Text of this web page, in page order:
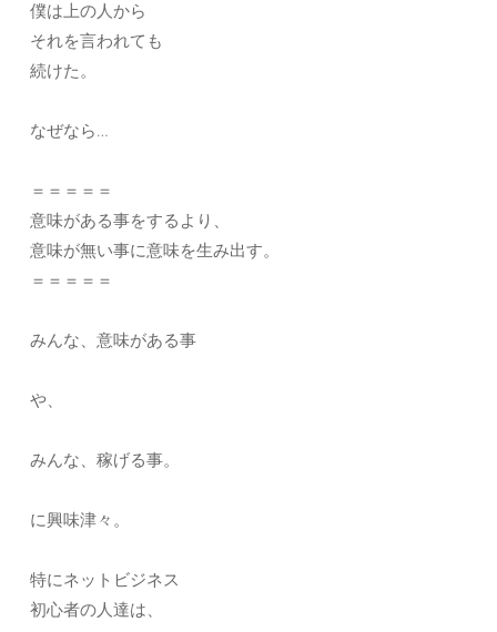
僕は上の人から
それを言われても
続けた。
なぜなら…
＝＝＝＝＝
意味がある事をするより、
意味が無い事に意味を生み出す。
＝＝＝＝＝
みんな、意味がある事
や、
みんな、稼げる事。
に興味津々。
特にネットビジネス
初心者の人達は、